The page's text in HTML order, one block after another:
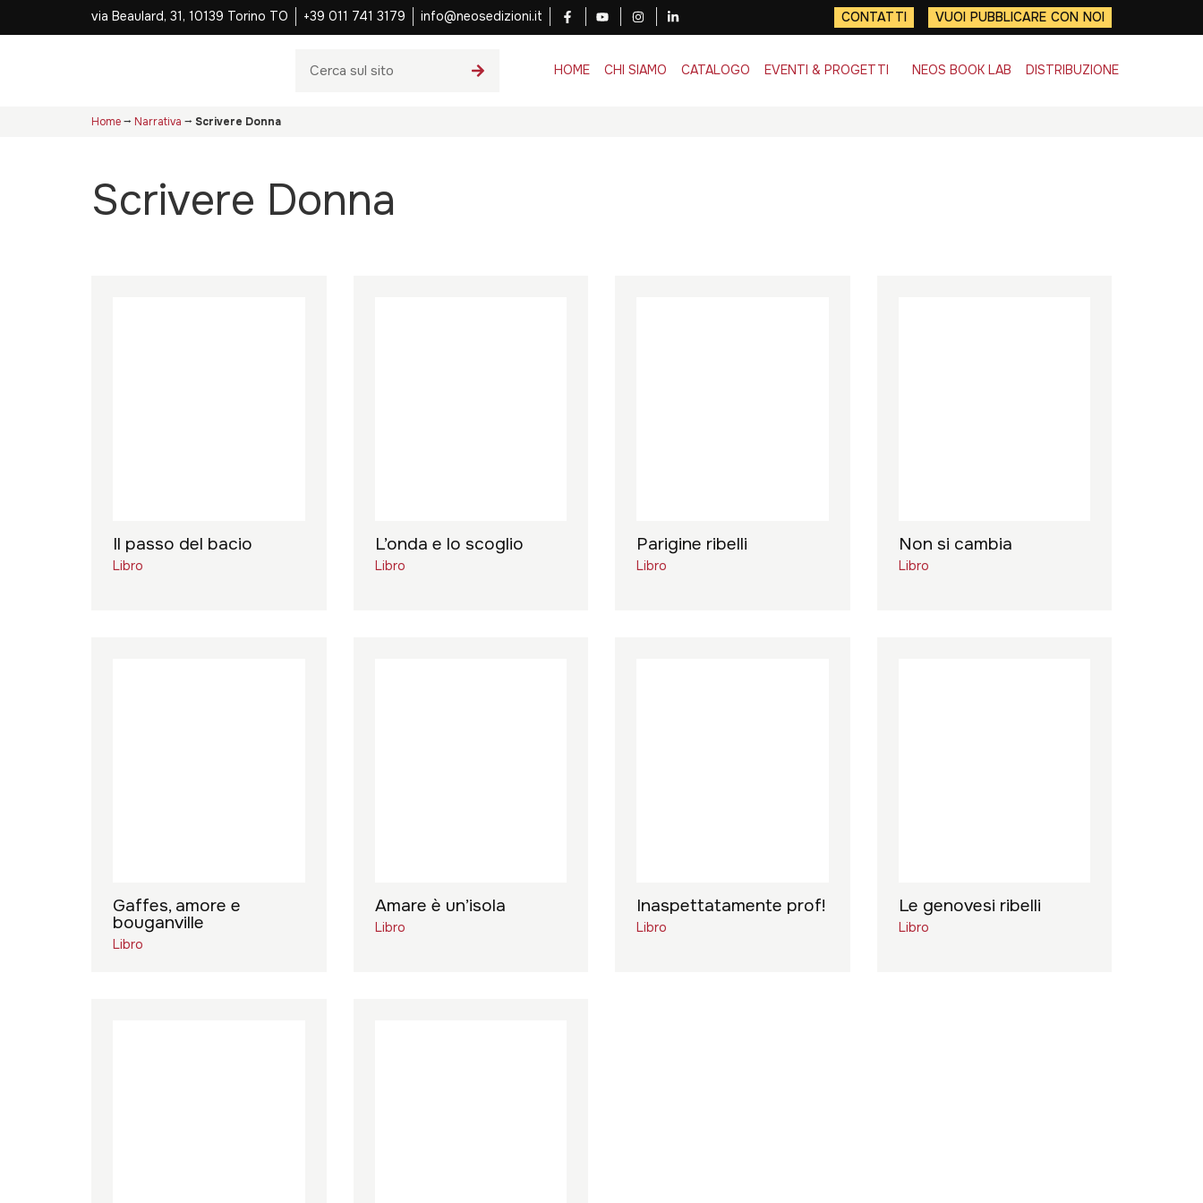
via Beaulard, 31, 10139 Torino TO +39 011 741 3179 info@neosedizioni.it CONTATTI VUOI PUBBLICARE CON NOI
HOME CHI SIAMO CATALOGO EVENTI & PROGETTI NEOS BOOK LAB DISTRIBUZIONE
Home⭢ Narrativa ⭢ Scrivere Donna
Scrivere Donna
Il passo del bacio
Libro
L’onda e lo scoglio
Libro
Parigine ribelli
Libro
Non si cambia
Libro
Gaffes, amore e
bouganville
Libro
Amare è un’isola
Libro
Inaspettatamente prof!
Libro
Le genovesi ribelli
Libro